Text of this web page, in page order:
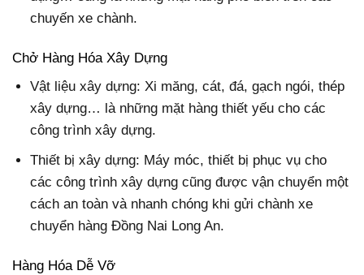
chuyến xe chành.
Chở Hàng Hóa Xây Dựng
Vật liệu xây dựng: Xi măng, cát, đá, gạch ngói, thép
xây dựng… là những mặt hàng thiết yếu cho các
công trình xây dựng.
Thiết bị xây dựng: Máy móc, thiết bị phục vụ cho
các công trình xây dựng cũng được vận chuyển một
cách an toàn và nhanh chóng khi gửi chành xe
chuyển hàng Đồng Nai Long An.
Hàng Hóa Dễ Vỡ